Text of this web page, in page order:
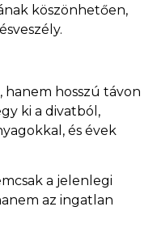
köszönhetően,
hosszú távon
ki a divatból,
és évek
a jelenlegi
az ingatlan